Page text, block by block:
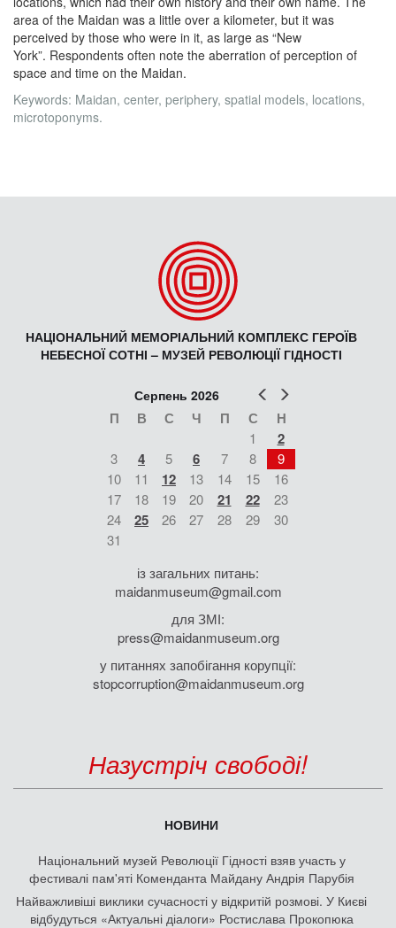
area of the Maidan was a little over a kilometer, but it was
perceived by those who were in it, as large as “New
York”. Respondents often note the aberration of perception of
space and time on the Maidan.
Keywords: Maidan, center, periphery, spatial models, locations,
microtoponyms.
НАЦІОНАЛЬНИЙ МЕМОРІАЛЬНИЙ КОМПЛЕКС ГЕРОЇВ
НЕБЕСНОЇ СОТНІ – МУЗЕЙ РЕВОЛЮЦІЇ ГІДНОСТІ
Попер
Серпень 2026
П В С Ч П С Н
1 2
3 4 5 6 7 8
9
10
11 12 13 14 15
16
17
18 19 20 21 22
23
24
25 26 27 28 29
30
31
із загальних питань:
maidanmuseum@gmail.com
для ЗМІ:
press@maidanmuseum.org
у питаннях запобігання корупції:
stopcorruption@maidanmuseum.org
Назустріч свободі!
НОВИНИ
Національний музей Революції Гідності взяв участь у
фестивалі пам'яті Коменданта Майдану Андрія Парубія
Найважливіші виклики сучасності у відкритій розмові. У Києві
відбудуться «Актуальні діалоги» Ростислава Прокопюка